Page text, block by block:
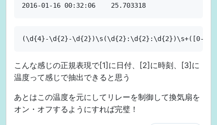
こんな感じの正規表現で[1]に日付、[2]に時刻、[3]に
温度って感じで抽出できると思う
あとはこの温度を元にしてリレーを制御して換気扇を
オン・オフするようにすれば完璧！